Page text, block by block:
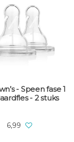
- Speen fase 1
- 2 stuks
6,99